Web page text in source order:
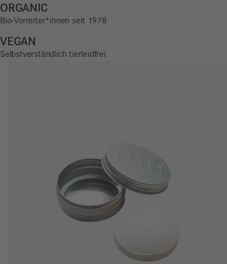
ORGANIC
Bio-Vorreiter*innen seit 1978
VEGAN
Selbstverständlich tierleidfrei